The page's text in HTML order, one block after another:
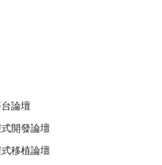
論壇
開發論壇
移植論壇